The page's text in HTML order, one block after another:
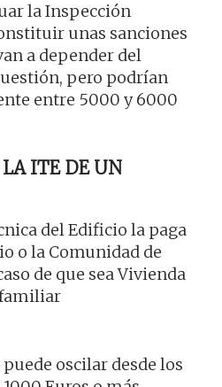
la Inspección
unas sanciones
a depender del
pero podrían
entre 5000 y 6000
ITE DE UN
del Edificio la paga
o la Comunidad de
de que sea Vivienda
oscilar desde los